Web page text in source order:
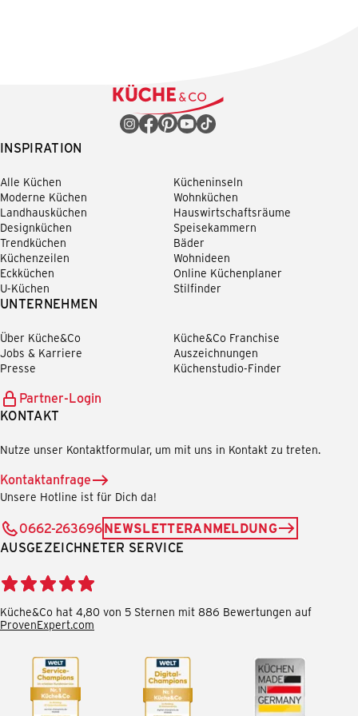
INSPIRATION
Alle Küchen
Moderne Küchen
Landhausküchen
Designküchen
Trendküchen
Küchenzeilen
Eckküchen
U-Küchen
Kücheninseln
Wohnküchen
Hauswirtschaftsräume
Speisekammern
Bäder
Wohnideen
Online Küchenplaner
Stilfinder
UNTERNEHMEN
Über Küche&Co
Jobs & Karriere
Presse
Küche&Co Franchise
Auszeichnungen
Küchenstudio-Finder
Partner-Login
KONTAKT
Nutze unser Kontaktformular, um mit uns in Kontakt zu treten.
Kontaktanfrage
Unsere Hotline ist für Dich da!
0662-263696NEWSLETTERANMELDUNG
AUSGEZEICHNETER SERVICE
Küche&Co hat 4,80 von 5 Sternen mit 886 Bewertungen auf
ProvenExpert.com